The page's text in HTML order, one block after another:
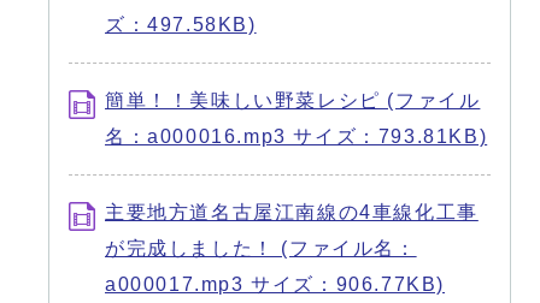
ズ：497.58KB)
簡単！！美味しい野菜レシピ (ファイル
名：a000016.mp3 サイズ：793.81KB)
主要地方道名古屋江南線の4車線化工事
が完成しました！ (ファイル名：
a000017.mp3 サイズ：906.77KB)